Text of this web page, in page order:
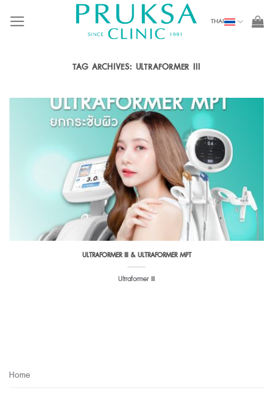
THAI
TAG ARCHIVES: ULTRAFORMER III
Home
ULTRAFORMER III & ULTRAFORMER MPT
Ultraformer III